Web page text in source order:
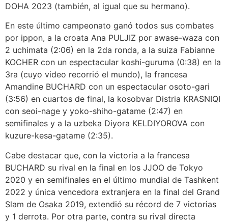
DOHA 2023 (también, al igual que su hermano).
En este último campeonato ganó todos sus combates
por ippon, a la croata Ana PULJIZ por awase-waza con
2 uchimata (2:06) en la 2da ronda, a la suiza Fabianne
KOCHER con un espectacular koshi-guruma (0:38) en la
3ra (cuyo video recorrió el mundo), la francesa
Amandine BUCHARD con un espectacular osoto-gari
(3:56) en cuartos de final, la kosobvar Distria KRASNIQI
con seoi-nage y yoko-shiho-gatame (2:47) en
semifinales y a la uzbeka Diyora KELDIYOROVA con
kuzure-kesa-gatame (2:35).
Cabe destacar que, con la victoria a la francesa
BUCHARD su rival en la final en los JJOO de Tokyo
2020 y en semifinales en el último mundial de Tashkent
2022 y única vencedora extranjera en la final del Grand
Slam de Osaka 2019, extendió su récord de 7 victorias
y 1 derrota. Por otra parte, contra su rival directa